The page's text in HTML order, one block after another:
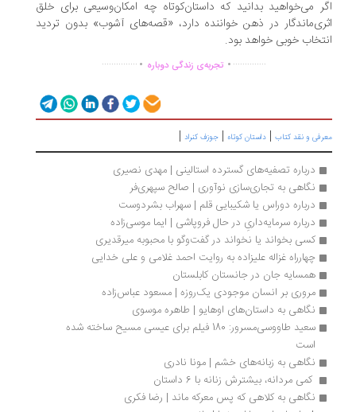
می‌خواهید بدانید که داستان‌کوتاه چه امکان‌وسیعی برای خلق
در ذهن خواننده دارد، «قصه‌های آشوب» بدون تردید
خوبی خواهد بود.
............... .تجربه‌ی زندگی دوباره ...............
و نقد کتاب|داستان کوتاه|جوزف کنراد|
درباره تصفیه‌های گسترده استالینی | مهدی نصیری
نگاهی به تجاری‌سازی نوآوری | صالح سپهری‌فر
درباره دوراس یا شکیبایی قلم | سهراب بشردوست
درباره سرمایه‌داریِ در حال فروپاشی | ایما موسی‌زاده
کسی بخواند یا نخواند در گفت‌وگو با محبوبه میرقدیری
چهارراه غزاله علیزاده به‌ روایت احمد غلامی و علی خدایی
همسایه جان در جانستان کابلستان
مروری بر انسان موجودی یک‌روزه | مسعود عباس‌زاده
نگاهی به داستان‌های اوهایو | طاهره موسوی
سعید طاووسی‌مسرور: 180 فیلم برای عیسی مسیح ساخته شده
نگاهی به زبانه‌های خشم | مونا نادری
کمی مردانه، بیشترش زنانه با 6 داستان
نگاهی به کلاهی که پس معرکه ماند | رضا فکری